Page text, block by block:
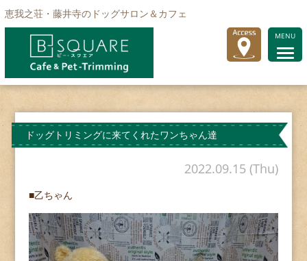
恵我之荘・藤井寺のドッグサロン＆カフェ
MENU
ドッグトリミングに来てくれたワンちゃん達
2022.09.15 (Thu)
■乙ちゃん